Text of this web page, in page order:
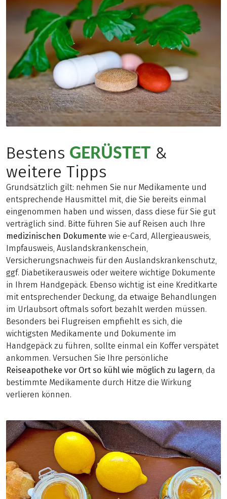
Bestens GERÜSTET &
weitere Tipps
Grundsätzlich gilt: nehmen Sie nur Medikamente und
entsprechende Hausmittel mit, die Sie bereits einmal
eingenommen haben und wissen, dass diese für Sie gut
verträglich sind. Bitte führen Sie auf Reisen auch Ihre
medizinischen Dokumente wie e-Card, Allergieausweis,
Impfausweis, Auslandskrankenschein,
Versicherungsnachweis für den Auslandskrankenschutz,
ggf. Diabetikerausweis oder weitere wichtige Dokumente
in Ihrem Handgepäck. Ebenso wichtig ist eine Kreditkarte
mit entsprechender Deckung, da etwaige Behandlungen
im Urlaubsort oftmals sofort bezahlt werden müssen.
Besonders bei Flugreisen empfiehlt es sich, die
wichtigsten Medikamente und Dokumente im
Handgepäck zu führen, sollte einmal ein Koffer verspätet
ankommen. Versuchen Sie Ihre persönliche
Reiseapotheke vor Ort so kühl wie möglich zu lagern , da
bestimmte Medikamente durch Hitze die Wirkung
verlieren können.